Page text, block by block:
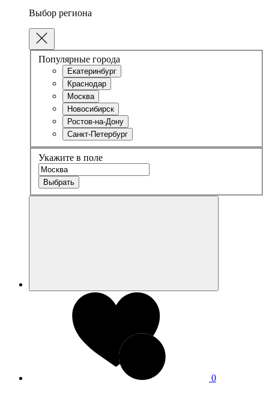
Выбор региона
Популярные города
Екатеринбург
Краснодар
Москва
Новосибирск
Ростов-на-Дону
Санкт-Петербург
Укажите в поле
Выбрать
0